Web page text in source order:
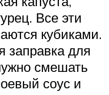
Все эти
кубиками.
заправка для
смешать
соус и